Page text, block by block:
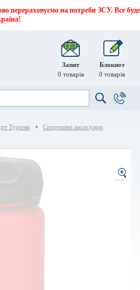
перераховуємо на потреби ЗСУ. Все буде
Запит
0 товарів
Блокнот
0 товарів
Туризм
Спортивні аксесуари